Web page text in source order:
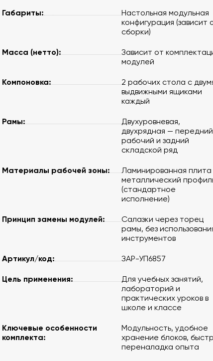
Габариты:
Настольная модульная
конфигурация (зависит
сборки)
Масса (нетто):
Зависит от
модулей
Компоновка:
2 рабочих стола с
выдвижными ящиками
каждый
Рамы:
Двухуровневая,
двухрядная — передний
рабочий и задний
складской ряд
Материалы рабочей зоны:
Ламинированная плита
металлический
(стандартное
исполнение)
Принцип замены модулей:
Салазки через торец
рамы, без
инструментов
Артикул/код: ЗАР-УП6857
Цель применения:
Для учебных занятий,
лабораторий и
практических уроков в
школе и классе
Ключевые особенности
комплекта:
Модульность, удобное
хранение блоков,
переналадка опыта